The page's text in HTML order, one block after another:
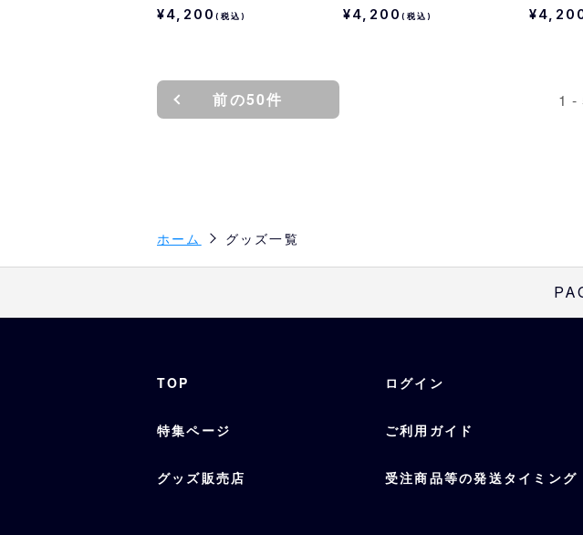
¥4,200(税込)
¥4,200(税込)
1 -
前の50件
ホーム グッズ一覧
TOP ログイン
特集ページ ご利用ガイド
グッズ販売店 受注商品等の発送タイミング